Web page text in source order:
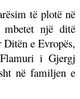
të plotë në
një ditë
Ditën e Evropës,
i Gjergj
në familjen e